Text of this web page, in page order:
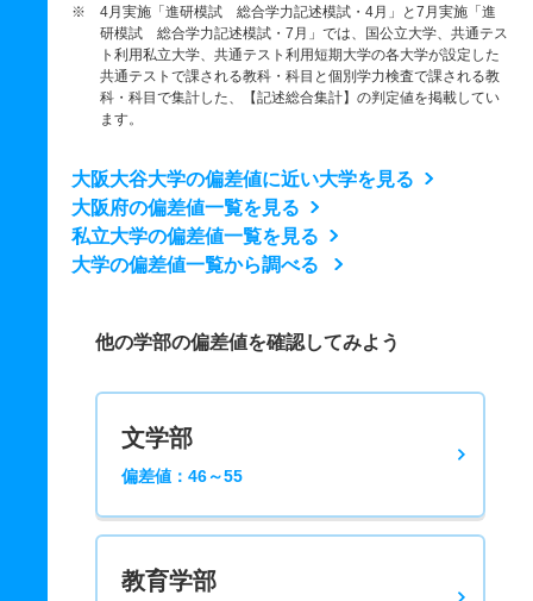
※ 4月実施「進研模試 総合学力記述模試・4月」と7月実施「進
研模試 総合学力記述模試・7月」では、国公立大学、共通テス
ト利用私立大学、共通テスト利用短期大学の各大学が設定した
共通テストで課される教科・科目と個別学力検査で課される教
科・科目で集計した、【記述総合集計】の判定値を掲載してい
ます。
大阪大谷大学の偏差値に近い大学を見る
大阪府の偏差値一覧を見る
私立大学の偏差値一覧を見る
大学の偏差値一覧から調べる
他の学部の偏差値を確認してみよう
文学部
偏差値：46～55
教育学部